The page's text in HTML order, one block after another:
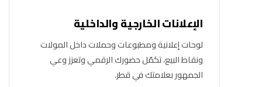
الإعلانات الخارجية والداخلية
لوحات إعلانية ومطبوعات وحملات داخل المولات
ونقاط البيع، تكمّل حضورك الرقمي وتعزز وعي
الجمهور بعلامتك في قطر.